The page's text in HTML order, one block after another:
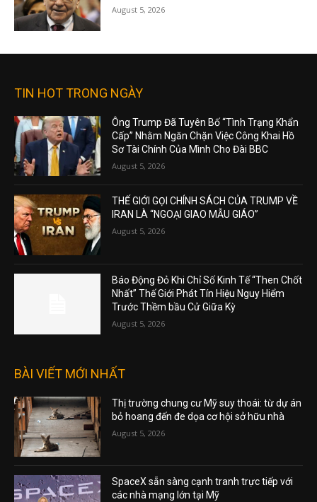
August 5, 2026
TIN HOT TRONG NGÀY
Ông Trump Đã Tuyên Bố “Tình Trạng Khẩn
Cấp” Nhằm Ngăn Chặn Việc Công Khai Hồ
Sơ Tài Chính Của Mình Cho Đài BBC
August 5, 2026
THẾ GIỚI GỌI CHÍNH SÁCH CỦA TRUMP VỀ
IRAN LÀ “NGOẠI GIAO MẪU GIÁO”
August 5, 2026
Báo Động Đỏ Khi Chỉ Số Kinh Tế “Then Chốt
Nhất” Thế Giới Phát Tín Hiệu Nguy Hiểm
Trước Thềm bầu Cử Giữa Kỳ
August 5, 2026
BÀI VIẾT MỚI NHẤT
Thị trường chung cư Mỹ suy thoái: từ dự án
bỏ hoang đến đe dọa cơ hội sở hữu nhà
August 5, 2026
SpaceX sẵn sàng cạnh tranh trực tiếp với
các nhà mạng lớn tại Mỹ